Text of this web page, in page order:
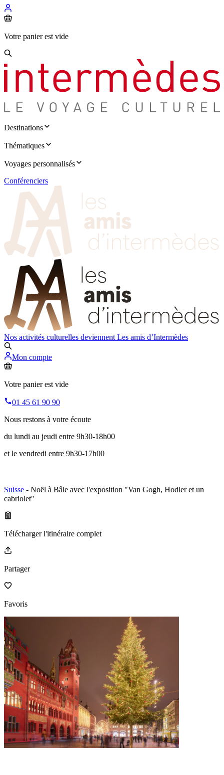
Votre panier est vide
Destinations
Thématiques
Voyages personnalisés
Conférenciers
Nos activités culturelles deviennent Les amis d’Intermèdes
Mon compte
Votre panier est vide
01 45 61 90 90
Nous restons à votre écoute
du lundi au jeudi entre 9h30-18h00
et le vendredi entre 9h30-17h00
Suisse - Noël à Bâle avec l'exposition "Van Gogh, Hodler et un
cabriolet"
Télécharger l'itinéraire complet
Partager
Favoris